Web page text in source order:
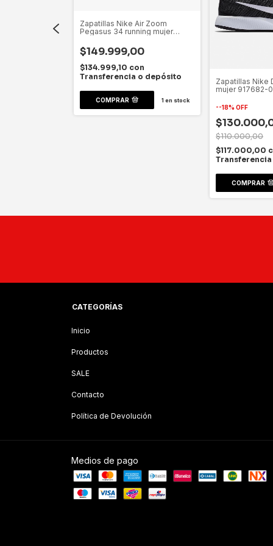
Zapatillas Nike Air Zoom
Pegasus 34 running mujer
$149.999,00
$134.999,10 con
Transferencia o depósito
COMPRAR 1 en stock
Zapatillas Nike
mujer 917682-
--18%OFF
$110.000,00
$117.000,00
COMPRAR
CATEGORÍAS
Inicio
Productos
SALE
Contacto
Política de Devolución
Medios de pago